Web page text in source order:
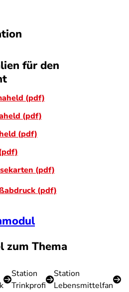
für den
(pdf)
(pdf)
(pdf)
(pdf)
(pdf)
zum Thema
Station
Trinkprofi
Station
Lebensmittelfan